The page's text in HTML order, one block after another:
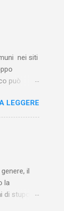
nei siti
può
LEGGERE
il
la
di stupore